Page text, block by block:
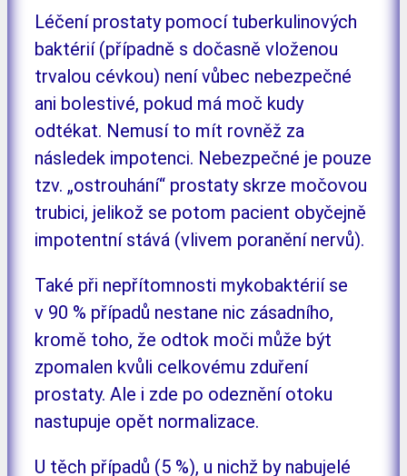
Léčení prostaty pomocí tuberkulinových
baktérií (případně s dočasně vloženou
trvalou cévkou) není vůbec nebezpečné
ani bolestivé, pokud má moč kudy
odtékat. Nemusí to mít rovněž za
následek impotenci. Nebezpečné je pouze
tzv. „ostrouhání“ prostaty skrze močovou
trubici, jelikož se potom pacient obyčejně
impotentní stává (vlivem poranění nervů).
Také při nepřítomnosti mykobaktérií se
v 90 % případů nestane nic zásadního,
kromě toho, že odtok moči může být
zpomalen kvůli celkovému zduření
prostaty. Ale i zde po odeznění otoku
nastupuje opět normalizace.
U těch případů (5 %), u nichž by nabujelé